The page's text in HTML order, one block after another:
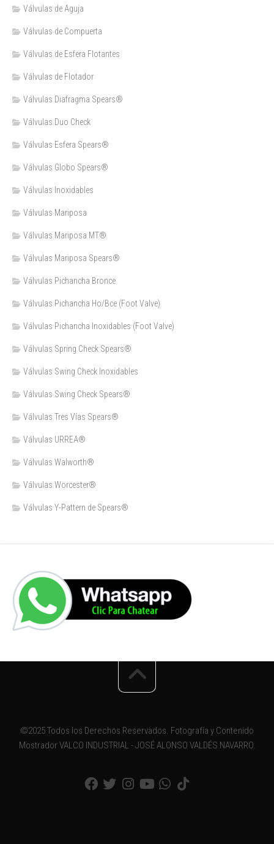
Válvulas de Aguja
Válvulas de Compuerta
Válvulas de Esfera Flotantes
Válvulas de Flotador
Válvulas Diafragma Spears®️
Válvulas Duo Check
Válvulas Esfera Spears®
Válvulas Globo Spears®
Válvulas Inoxidables
Válvulas Mariposa
Válvulas Mariposa MT®
Válvulas Mariposa Spears®
Válvulas Pichancha Bronce
Válvulas Pichancha Ho/Bce (Foot Valve)
Válvulas Pichancha Inoxidables (Foot Valve)
Válvulas Spring Check Spears®
Válvulas Swing Check Inoxidables
Válvulas Swing Check Spears®
Válvulas Tres Vías Spears®
Válvulas URREA®
Válvulas Walworth®
Válvulas Worcester®
Válvulas Y-Pattern de Spears®️
©2025 Todos los Derechos Reservados. Fotografía y Contenido
Mostrador VALCO INDUSTRIAL - JOSÉ ALONSO VALDÉS NAVARRO.